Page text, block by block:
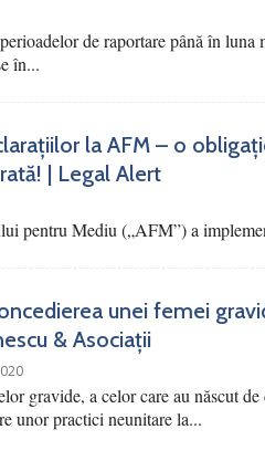
de raportare până în luna
în...
la AFM – o
| Legal Alert
pentru Mediu („AFM”) a
unei femei
& Asociații
gravide, a celor care au născut de
unor practici neunitare la...